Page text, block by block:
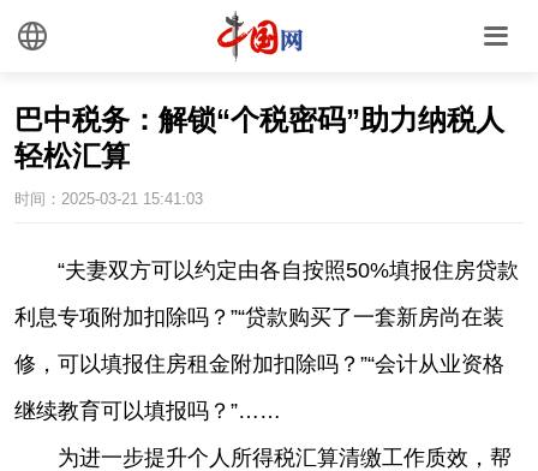
​巴中税务：解锁“个税密码”助力纳税人
轻松汇算
时间：2025-03-21 15:41:03
“夫妻双方可以约定由各自按照50%填报住房贷款
利息专项附加扣除吗？”“贷款购买了一套新房尚在装
修，可以填报住房租金附加扣除吗？”“会计从业资格
继续教育可以填报吗？”……
为进一步提升个人所得税汇算清缴工作质效，帮